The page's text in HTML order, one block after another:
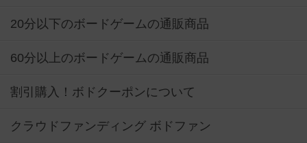
20分以下のボードゲームの通販商品
60分以上のボードゲームの通販商品
割引購入！ボドクーポンについて
クラウドファンディング ボドファン